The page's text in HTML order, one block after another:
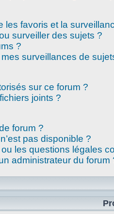
les favoris et la
surveiller des sujets ?
?
surveillances de
sur ce forum ?
joints ?
forum ?
pas disponible ?
les questions légales
administrateur du forum